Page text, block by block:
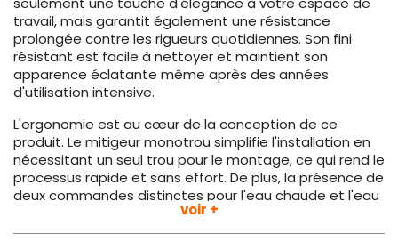
travail, mais garantit également une résistance
prolongée contre les rigueurs quotidiennes. Son fini
résistant est facile à nettoyer et maintient son
apparence éclatante même après des années
d'utilisation intensive.
L'ergonomie est au cœur de la conception de ce
produit. Le mitigeur monotrou simplifie l'installation en
nécessitant un seul trou pour le montage, ce qui rend le
processus rapide et sans effort. De plus, la présence de
deux commandes distinctes pour l'eau chaude et l'eau
froide permet un contrôle précis de la température,
essentiel pour diverses tâches de nettoyage.
voir +